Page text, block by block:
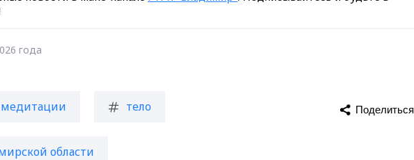
года
медитации тело
области
Поделиться